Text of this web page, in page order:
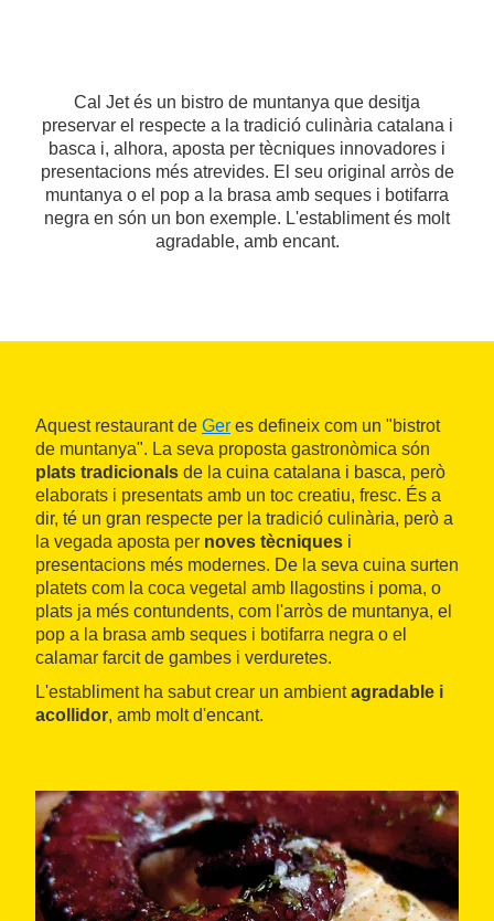
Cal Jet és un bistro de muntanya que desitja
preservar el respecte a la tradició culinària catalana i
basca i, alhora, aposta per tècniques innovadores i
presentacions més atrevides. El seu original arròs de
muntanya o el pop a la brasa amb seques i botifarra
negra en són un bon exemple. L'establiment és molt
agradable, amb encant.
Aquest restaurant de Ger es defineix com un "bistrot
de muntanya". La seva proposta gastronòmica són
plats tradicionals de la cuina catalana i basca, però
elaborats i presentats amb un toc creatiu, fresc. És a
dir, té un gran respecte per la tradició culinària, però a
la vegada aposta per noves tècniques i
presentacions més modernes. De la seva cuina surten
platets com la coca vegetal amb llagostins i poma, o
plats ja més contundents, com l'arròs de muntanya, el
pop a la brasa amb seques i botifarra negra o el
calamar farcit de gambes i verduretes.
L'establiment ha sabut crear un ambientagradable i
acollidor, amb molt d'encant.